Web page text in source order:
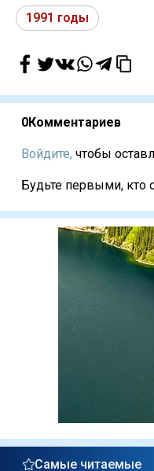
1991 годы
0Комментариев
Войдите, чтобы
Будьте первыми, кто
Самые читаемые